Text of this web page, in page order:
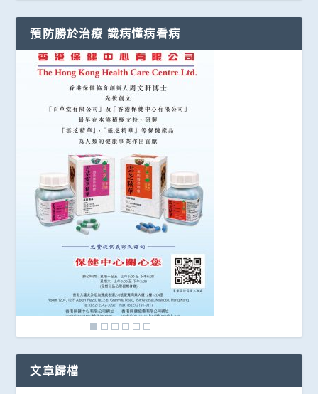
預防勝於治療 識病懂病看病
文章歸檔